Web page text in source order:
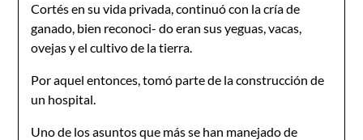
Cortés en su vida privada, continuó con la cría de
ganado, bien reconoci- do eran sus yeguas, vacas,
ovejas y el cultivo de la tierra.
Por aquel entonces, tomó parte de la construcción de
un hospital.
Uno de los asuntos que más se han manejado de